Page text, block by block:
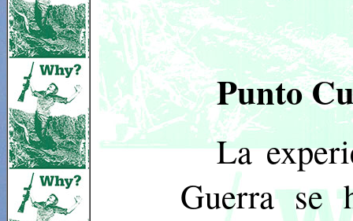
Punto
La
Guerra se